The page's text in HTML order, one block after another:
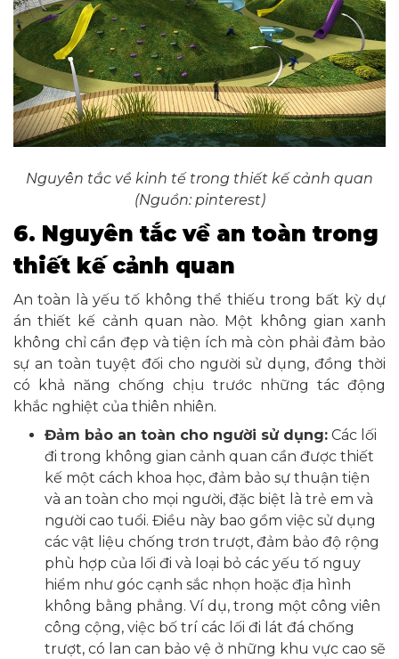
Nguyên tắc về kinh tế trong thiết kế cảnh quan
(Nguồn: pinterest)
6. Nguyên tắc về an toàn trong
thiết kế cảnh quan
An toàn là yếu tố không thể thiếu trong bất kỳ dự
án thiết kế cảnh quan nào. Một không gian xanh
không chỉ cần đẹp và tiện ích mà còn phải đảm bảo
sự an toàn tuyệt đối cho người sử dụng, đồng thời
có khả năng chống chịu trước những tác động
khắc nghiệt của thiên nhiên.
Đảm bảo an toàn cho người sử dụng: Các lối
đi trong không gian cảnh quan cần được thiết
kế một cách khoa học, đảm bảo sự thuận tiện
và an toàn cho mọi người, đặc biệt là trẻ em và
người cao tuổi. Điều này bao gồm việc sử dụng
các vật liệu chống trơn trượt, đảm bảo độ rộng
phù hợp của lối đi và loại bỏ các yếu tố nguy
hiểm như góc cạnh sắc nhọn hoặc địa hình
không bằng phẳng. Ví dụ, trong một công viên
công cộng, việc bố trí các lối đi lát đá chống
trượt, có lan can bảo vệ ở những khu vực cao sẽ